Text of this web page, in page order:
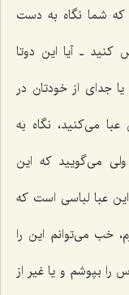
شما نگاه به دست
کنید ـ آیا این دوتا
جداى از خودتان در
مى‌کنید، نگاه به
مى‌گویید که این
عبا لباسى است که
خب مى‌توانم این را
را بپوشم و یا غیر از